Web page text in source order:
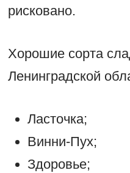
рисковано.
Хорошие сорта
Ленинградской
Ласточка;
Винни-Пух;
Здоровье;